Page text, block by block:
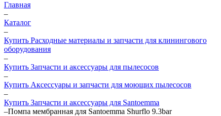
Главная
–
Каталог
–
Купить Расходные материалы и запчасти для клинингового
оборудования
–
Купить Запчасти и аксессуары для пылесосов
–
Купить Аксессуары и запчасти для моющих пылесосов
–
Купить Запчасти и аксессуары для Santoemma
–Помпа мембранная для Santoemma Shurflo 9.3bar